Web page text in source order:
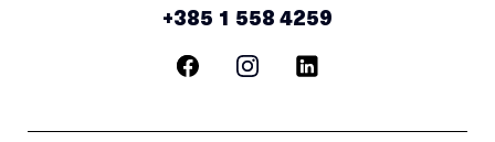
+385 1 558 4259